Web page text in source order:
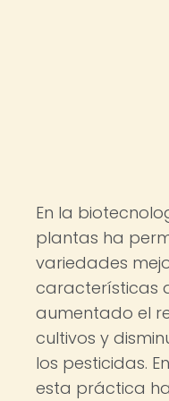
En la
plantas ha
variedades
características
aumentado el
cultivos y
los pesticidas.
esta práctica